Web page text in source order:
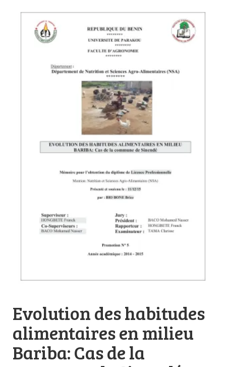
Evolution des habitudes
alimentaires en milieu
Bariba: Cas de la